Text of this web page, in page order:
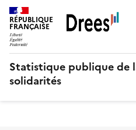
Aller
au
contenu
principal
RÉPUBLIQUE
FRANÇAISE
Statistique publique de
solidarités